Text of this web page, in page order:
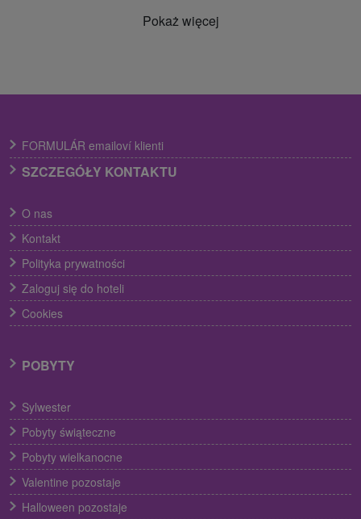
Pokaż więcej
FORMULÁR emailoví klienti
SZCZEGÓŁY KONTAKTU
O nas
Kontakt
Polityka prywatności
Zaloguj się do hoteli
Cookies
POBYTY
Sylwester
Pobyty świąteczne
Pobyty wielkanocne
Valentine pozostaje
Halloween pozostaje